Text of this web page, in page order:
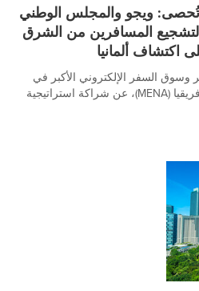
ويجو والمجلس الوطني
لتشجيع المسافرين من الشرق
اكتشاف ألمانيا
وسوق السفر الإلكتروني الأكبر في
منطقة الشرق الأوسط وشمال إفريقيا (MENA)، عن شراكة استراتيجية